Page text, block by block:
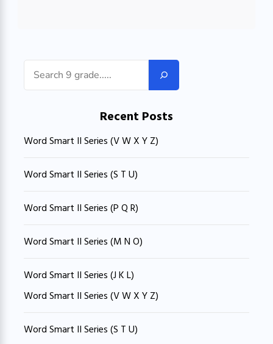
Search
Recent Posts
Word Smart II Series (V W X Y Z)
Word Smart II Series (S T U)
Word Smart II Series (P Q R)
Word Smart II Series (M N O)
Word Smart II Series (J K L)
Word Smart II Series (V W X Y Z)
Word Smart II Series (S T U)